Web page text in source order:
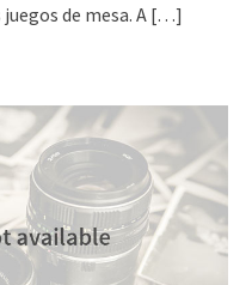
de mesa. A […]